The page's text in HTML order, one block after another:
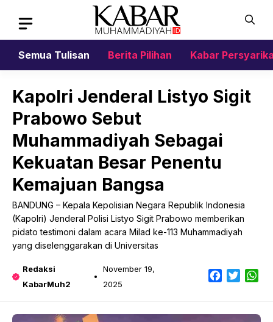
content
Semua Tulisan
Berita Pilihan Kabar
Kapolri Jenderal Listyo Sigit
Prabowo Sebut
Muhammadiyah Sebagai
Kekuatan Besar Penentu
Kemajuan Bangsa
BANDUNG – Kepala Kepolisian Negara Republik Indonesia
(Kapolri) Jenderal Polisi Listyo Sigit Prabowo memberikan
pidato testimoni dalam acara Milad ke-113 Muhammadiyah
yang diselenggarakan di Universitas
Redaksi
KabarMuh2
November 19,
2025
Facebook
Twitter